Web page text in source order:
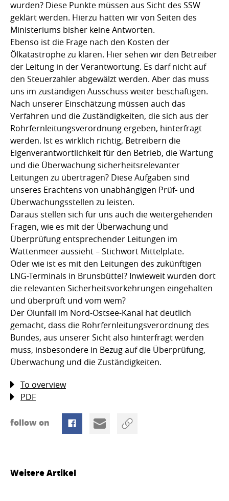
wurden? Diese Punkte müssen aus Sicht des SSW
geklärt werden. Hierzu hatten wir von Seiten des
Ministeriums bisher keine Antworten.
Ebenso ist die Frage nach den Kosten der
Ölkatastrophe zu klären. Hier sehen wir den Betreiber
der Leitung in der Verantwortung. Es darf nicht auf
den Steuerzahler abgewälzt werden. Aber das muss
uns im zuständigen Ausschuss weiter beschäftigen.
Nach unserer Einschätzung müssen auch das
Verfahren und die Zuständigkeiten, die sich aus der
Rohrfernleitungsverordnung ergeben, hinterfragt
werden. Ist es wirklich richtig, Betreibern die
Eigenverantwortlichkeit für den Betrieb, die Wartung
und die Überwachung sicherheitsrelevanter
Leitungen zu übertragen? Diese Aufgaben sind
unseres Erachtens von unabhängigen Prüf- und
Überwachungsstellen zu leisten.
Daraus stellen sich für uns auch die weitergehenden
Fragen, wie es mit der Überwachung und
Überprüfung entsprechender Leitungen im
Wattenmeer aussieht – Stichwort Mittelplate.
Oder wie ist es mit den Leitungen des zukünftigen
LNG-Terminals in Brunsbüttel? Inwieweit wurden dort
die relevanten Sicherheitsvorkehrungen eingehalten
und überprüft und vom wem?
Der Ölunfall im Nord-Ostsee-Kanal hat deutlich
gemacht, dass die Rohrfernleitungsverordnung des
Bundes, aus unserer Sicht also hinterfragt werden
muss, insbesondere in Bezug auf die Überprüfung,
Überwachung und die Zuständigkeiten.
To overview
PDF
follow on
Weitere Artikel